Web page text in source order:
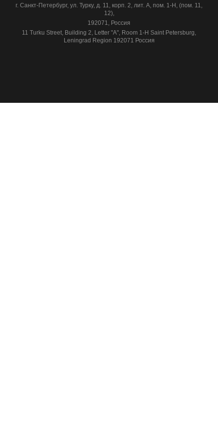
г. Санкт-Петербург, ул. Турку, д. 11, корп. 2, лит. А, пом. 1-Н, (пом. 11,
12),
192071, Россия
11 Turku Street, Building 2, Letter "A", Room 1-H Saint Petersburg,
Leningrad Region 192071 Россия